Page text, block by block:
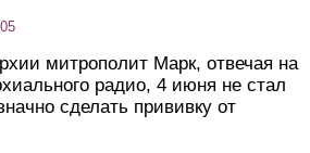
митрополит Марк, отвечая на
радио, 4 июня не стал
сделать прививку от